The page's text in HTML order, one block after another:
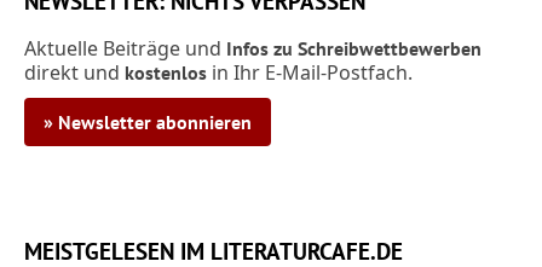
Aktuelle Beiträge und Infos zu Schreibwettbewerben
direkt und kostenlos in Ihr E-Mail-Postfach.
» Newsletter abonnieren
MEISTGELESEN IM LITERATURCAFE.DE